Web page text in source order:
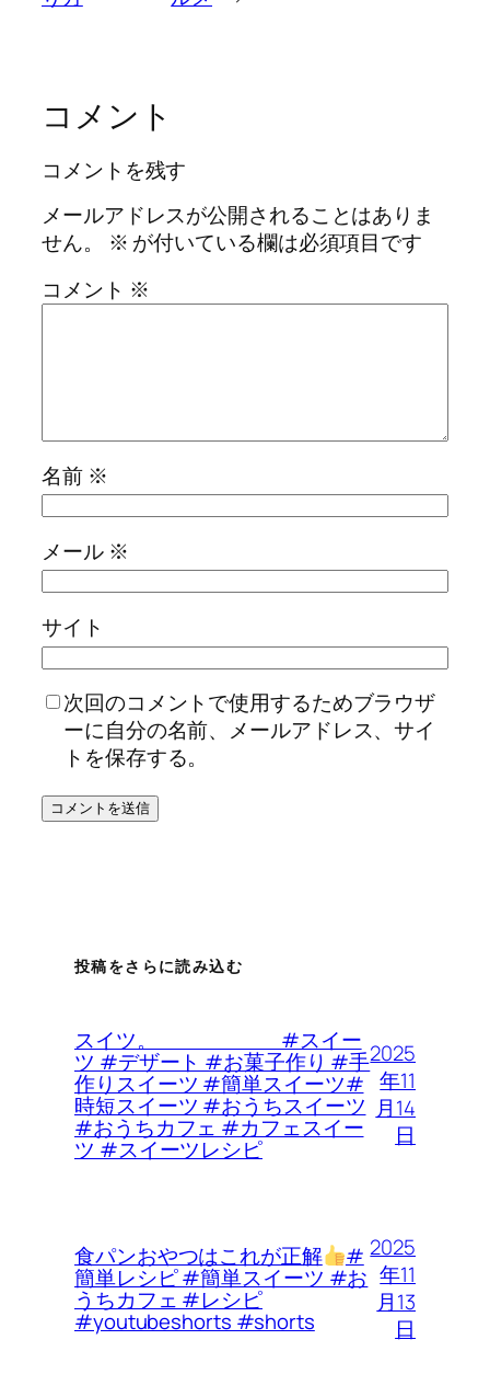
コメント
コメントを残す
メールアドレスが公開されることはありま
せん。
※ が付いている欄は必須項目です
コメント ※
名前 ※
メール ※
サイト
次回のコメントで使用するためブラウザ
ーに自分の名前、メールアドレス、サイ
トを保存する。
投稿をさらに読み込む
スイツ。 #スイー
ツ #デザート #お菓子作り #手
作りスイーツ #簡単スイーツ#
時短スイーツ #おうちスイーツ
#おうちカフェ #カフェスイー
ツ #スイーツレシピ
2025
年11
月14
日
食パンおやつはこれが正解 #
簡単レシピ #簡単スイーツ #お
うちカフェ #レシピ
#youtubeshorts #shorts
2025
年11
月13
日